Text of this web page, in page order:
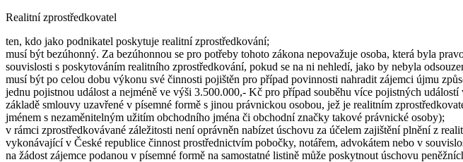
Realitní zprostředkovatel
ten, kdo jako podnikatel poskytuje realitní zprostředkování;
musí být bezúhonný. Za bezúhonnou se pro potřeby tohoto zákona nepovažuje osoba, která byla
souvislosti s poskytováním realitního zprostředkování, pokud se na ni nehledí, jako by nebyla
musí být po celou dobu výkonu své činnosti pojištěn pro případ povinnosti nahradit zájemci újmu
jednu pojistnou událost a nejméně ve výši 3.500.000,- Kč pro případ souběhu více pojistných
základě smlouvy uzavřené v písemné formě s jinou právnickou osobou, jež je realitním
jménem s nezaměnitelným užitím obchodního jména či obchodní značky takové právnické osoby);
v rámci zprostředkovávané záležitosti není oprávněn nabízet úschovu za účelem zajištění plnění z
vykonávající v České republice činnost prostřednictvím pobočky, notářem, advokátem nebo v
na žádost zájemce podanou v písemné formě na samostatné listině může poskytnout úschovu